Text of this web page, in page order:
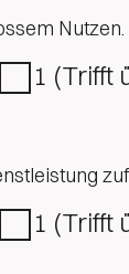
Nutzen.
1 (Trifft
1 (Trifft